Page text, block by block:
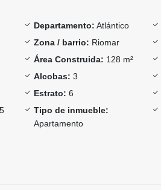
Departamento: Atlántico
Zona / barrio: Riomar
Área Construida: 128 m²
Alcobas: 3
Estrato: 6
Tipo de inmueble:
Apartamento